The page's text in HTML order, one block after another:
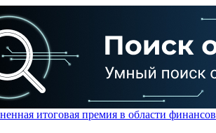
итоговая премия в области финансов